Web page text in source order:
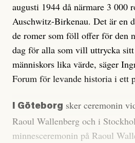
augusti 1944 då närmare 3 000
Auschwitz-Birkenau. Det är en
de romer som föll offer för den
dag för alla som vill uttrycka
människors lika värde, säger
Forum för levande historia i ett
I Göteborg sker ceremonin
Raoul Wallenberg och i
minnesceremonin på Raoul